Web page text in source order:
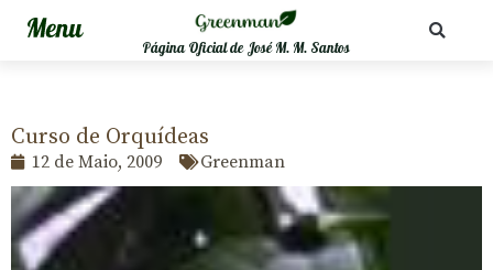
Página Oficial de José M. M. Santos
Curso de Orquídeas
12 de Maio, 2009 Greenman